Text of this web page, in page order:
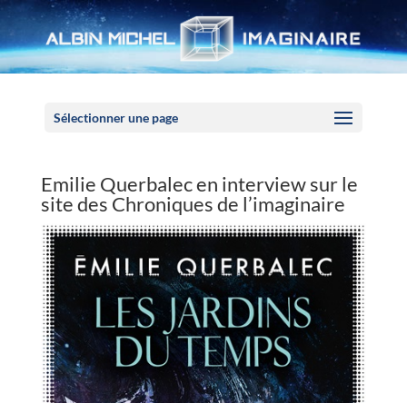
Sélectionner une page
Emilie Querbalec en interview sur le
site des Chroniques de l’imaginaire
Panneau de gestion des cookies